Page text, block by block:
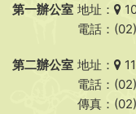
第一辦公室 地址：
電話：
第二辦公室 地址：
電話：
傳真：